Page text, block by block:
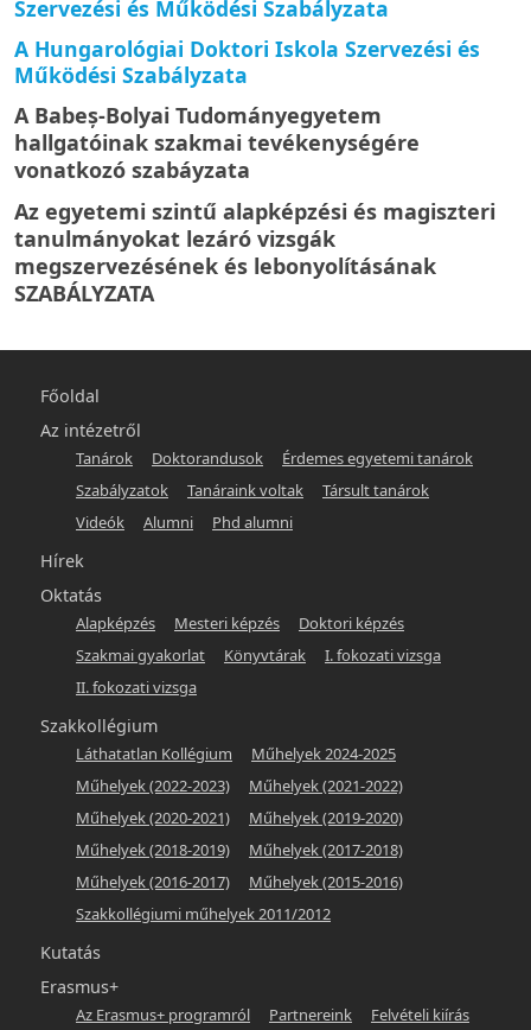
Szervezési és Működési Szabályzata
A Hungarológiai Doktori Iskola Szervezési és
Működési Szabályzata
A Babeş-Bolyai Tudományegyetem
hallgatóinak szakmai tevékenységére
vonatkozó szabáyzata
Az egyetemi szintű alapképzési és magiszteri
tanulmányokat lezáró vizsgák
megszervezésének és lebonyolításának
SZABÁLYZATA
Főmenü
-
hunlit
Főoldal
Az intézetről
Tanárok Doktorandusok
Érdemes egyetemi tanárok
Szabályzatok
Tanáraink voltak
Társult tanárok
Videók
Alumni Phd alumni
Hírek
Oktatás
Alapképzés Mesteri képzés
Doktori képzés
Szakmai gyakorlat
Könyvtárak
I. fokozati vizsga
II. fokozati vizsga
Szakkollégium
Láthatatlan Kollégium
Műhelyek 2024-2025
Műhelyek (2022-2023)
Műhelyek (2021-2022)
Műhelyek (2020-2021)
Műhelyek (2019-2020)
Műhelyek (2018-2019)
Műhelyek (2017-2018)
Műhelyek (2016-2017)
Műhelyek (2015-2016)
Szakkollégiumi műhelyek 2011/2012
Kutatás
Erasmus+
Az Erasmus+ programról Partnereink Felvételi kiírás